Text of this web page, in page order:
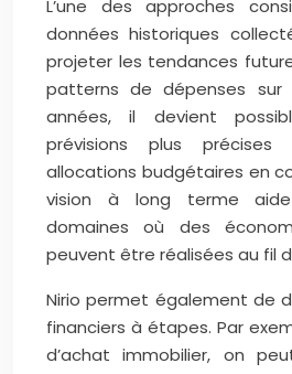
L’une des approches
données historiques
projeter les tendances
patterns de dépenses sur
années, il devient
prévisions plus
allocations budgétaires en
vision à long terme
domaines où des
peuvent être réalisées au fil
Nirio permet également de
financiers à étapes. Par
d’achat immobilier, on